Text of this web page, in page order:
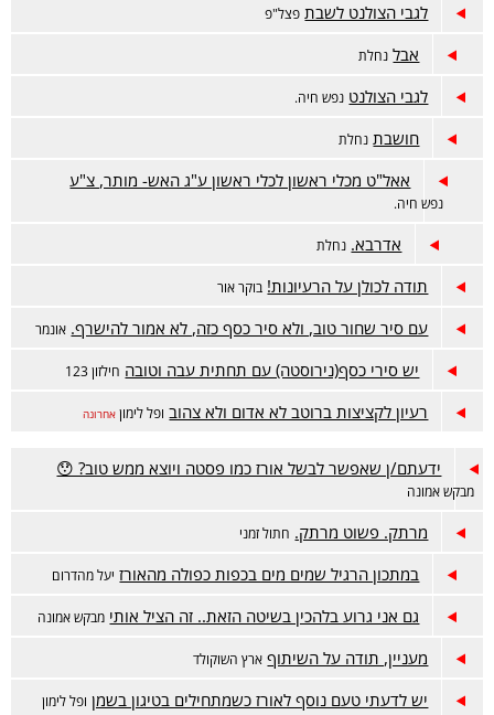
לגבי הצולנט לשבת פצל"פ
אבל נחלת
לגבי הצולנט נפש חיה.
חושבת נחלת
אאל"ט מכלי ראשון לכלי ראשון ע"ג האש- מותר, צ"ע
נפש חיה.
אדרבא. נחלת
תודה לכולן על הרעיונות! בוקר אור
עם סיר שחור טוב, ולא סיר כסף כזה, לא אמור להישרף. אונמר
יש סירי כסף(נירוסטה) עם תחתית עבה וטובה חילזון 123
רעיון לקציצות ברוטב לא אדום ולא צהוב ופל לימון אחרונה
ידעתם/ן שאפשר לבשל אורז כמו פסטה ויוצא ממש טוב? 😯
מבקש אמונה
מרתק. פשוט מרתק. חתול זמני
במתכון הרגיל שמים מים בכפות כפולה מהאורז יעל מהדרום
גם אני גרוע בלהכין בשיטה הזאת.. זה הציל אותי מבקש אמונה
מעניין, תודה על השיתוף ארץ השוקולד
יש לדעתי טעם נוסף לאורז כשמתחילים בטיגון בשמן ופל לימון